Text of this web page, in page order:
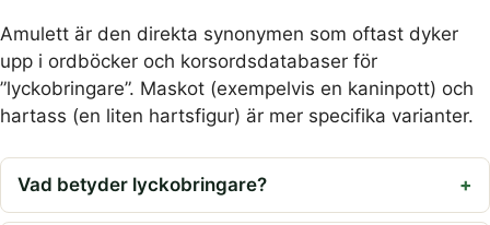
Amulett är den direkta synonymen som oftast dyker
upp i ordböcker och korsordsdatabaser för
”lyckobringare”. Maskot (exempelvis en kaninpott) och
hartass (en liten hartsfigur) är mer specifika varianter.
Vad betyder lyckobringare?